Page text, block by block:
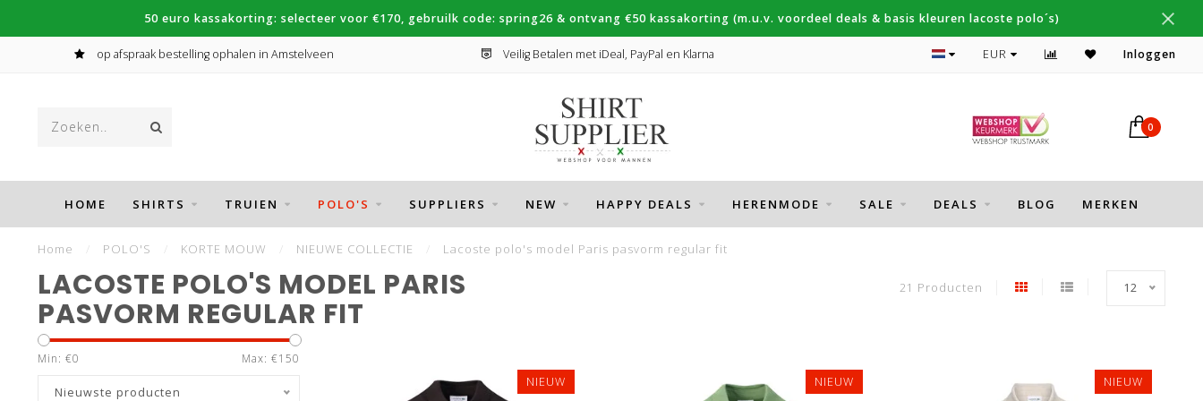
50 euro kassakorting: selecteer voor €170, gebruilk code: spring26 & ontvang €50 kassakorting (m.u.v. voordeel deals & basis kleuren lacoste polo´s)
op afspraak bestelling ophalen in Amstelveen Veilig Betalen met iDeal, PayPal en Klarna Topmerken Thomas Maine, Cavallaro, Desoto
EUR Inloggen
0
HOME SHIRTS TRUIEN POLO'S SUPPLIERS NEW HAPPY DEALS HERENMODE SALE DEALS BLOG MERKEN
Home POLO'S KORTE MOUW NIEUWE COLLECTIE Lacoste polo's model Paris pasvorm regular fit
LACOSTE POLO'S MODEL PARIS
PASVORM REGULAR FIT
21 Producten 12
Min: €0 Max: €150
Nieuwste producten
NIEUW NIEUW NIEUW